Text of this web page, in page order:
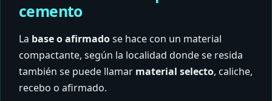
cemento
La base o afirmadose hace con un material
compactante, según la localidad donde se resida
también se puede llamar material selecto, caliche,
recebo o afirmado.